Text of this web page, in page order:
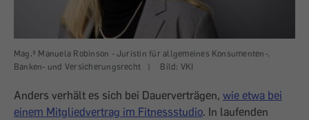
Mag.ª Manuela Robinson - Juristin für allgemeines Konsumenten-,
Banken- und Versicherungsrecht
| Bild: VKI
Anders verhält es sich bei Dauerverträgen, wie etwa bei
einem Mitgliedvertrag im Fitnessstudio. In laufenden